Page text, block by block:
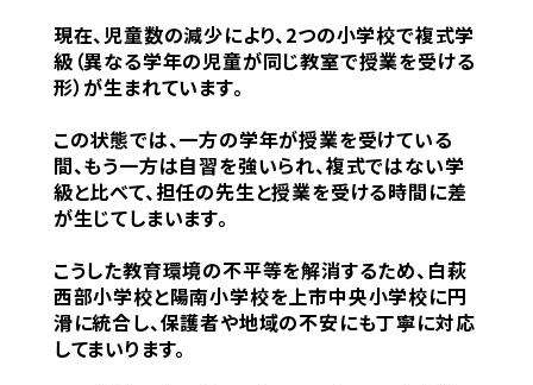
現在、児童数の減少により、2つの小学校で複式学
級（異なる学年の児童が同じ教室で授業を受ける
形）が生まれています。
この状態では、一方の学年が授業を受けている
間、もう一方は自習を強いられ、複式ではない学
級と比べて、担任の先生と授業を受ける時間に差
が生じてしまいます。
こうした教育環境の不平等を解消するため、白萩
西部小学校と陽南小学校を上市中央小学校に円
滑に統合し、保護者や地域の不安にも丁寧に対応
してまいります。